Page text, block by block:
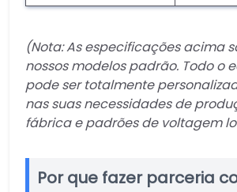
(Nota: As especificações acima
nossos modelos padrão. Todo o
pode ser totalmente
nas suas necessidades de
fábrica e padrões de voltagem
Por que fazer parceria